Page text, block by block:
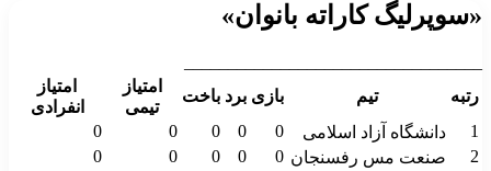
«سوپرلیگ کاراته بانوان»
رتبه
تیم بازی برد باخت
امتیاز
تیمی
امتیاز
انفرادی
1
دانشگاه آزاد اسلامی 0
0
0
0
0
2
صنعت مس رفسنجان 0
0
0
0
0